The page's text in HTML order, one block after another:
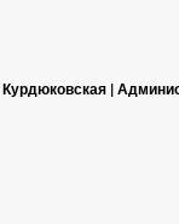
Курдюковская |